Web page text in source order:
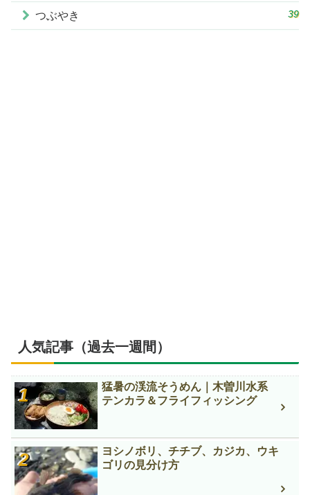
つぶやき 39
人気記事（過去一週間）
猛暑の渓流そうめん｜木曽川水系
テンカラ＆フライフィッシング
ヨシノボリ、チチブ、カジカ、ウキ
ゴリの見分け方